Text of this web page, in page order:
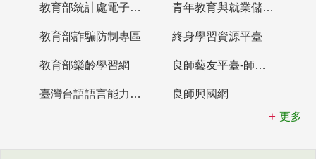
教育部統計處電子書櫃 青年教育與就業儲蓄帳戶
教育部詐騙防制專區 終身學習資源平臺
教育部樂齡學習網 良師藝友平臺-師資培育整合平臺
臺灣台語語言能力認證網站
良師興國網
更多